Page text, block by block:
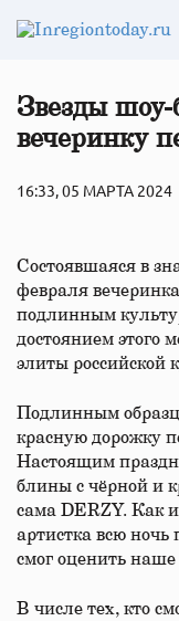
Звезды шоу-
вечеринку
16:33, 05 МАРТА 2024
Состоявшаяся в
февраля
подлинным
достоянием этого
элиты российской
Подлинным
красную дорожку
Настоящим
блины с чёрной и
сама DERZY. Как
артистка всю ночь
смог оценить
В числе тех, кто